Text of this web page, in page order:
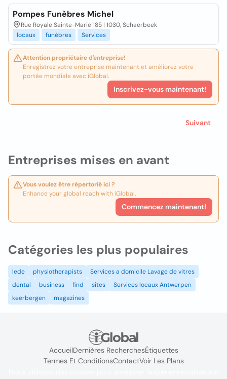
Entreprises mises en avant
Vous voulez être répertorié ici ?
Enhance your global reach with iGlobal.
Commencez maintenant!
Pompes Funèbres Michel
Rue Royale Sainte-Marie 185 | 1030, Schaerbeek
locaux
funèbres Services
Attention propriétaire d'entreprise!
Enregistrez votre entreprise maintenant et améliorez votre
portée mondiale avec iGlobal.
Inscrivez-vous maintenant!
Suivant
Catégories les plus populaires
lede physiotherapists
Services a domicile Lavage de vitres
dental
business find sites
Services locaux Antwerpen
keerbergen
magazines
AccueilDernières RecherchesÉtiquettes
Termes Et ConditionsContactVoir Les Plans